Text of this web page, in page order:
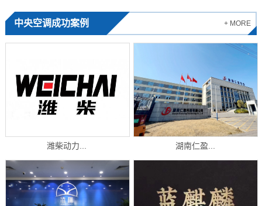
中央空调成功案例 + MORE
潍柴动力... 湖南仁盈...